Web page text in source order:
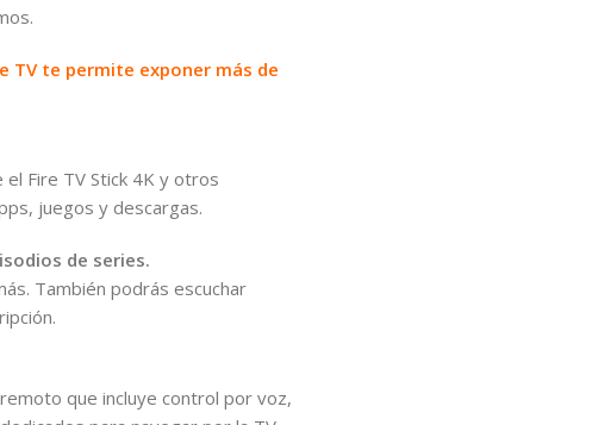
TV te permite exponer más de
Fire TV Stick 4K y otros
juegos y descargas.
de series.
También podrás escuchar
que incluye control por voz,